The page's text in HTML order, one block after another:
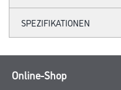
SPEZIFIKATIONEN
Online-Shop